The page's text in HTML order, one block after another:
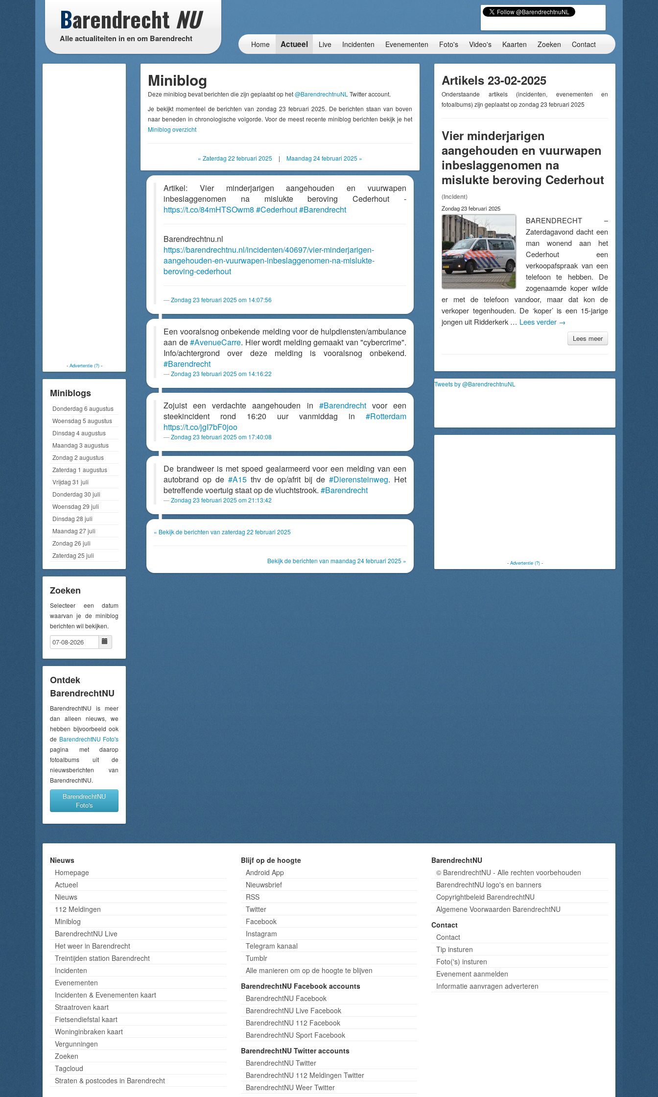
Barendrecht NU
Alle actualiteiten in en om Barendrecht
Home Actueel Live Incidenten Evenementen Foto's Video's Kaarten Zoeken Contact
- Advertentie (?)-
Miniblogs
Donderdag 6 augustus
Woensdag 5 augustus
Dinsdag 4 augustus
Maandag 3 augustus
Zondag 2 augustus
Zaterdag 1 augustus
Vrijdag 31 juli
Donderdag 30 juli
Woensdag 29 juli
Dinsdag 28 juli
Maandag 27 juli
Zondag 26 juli
Zaterdag 25 juli
Zoeken
Selecteer een datum
waarvan je de miniblog
berichten wil bekijken.
Ontdek
BarendrechtNU
BarendrechtNU is meer
dan alleen nieuws, we
hebben bijvoorbeeld ook
de BarendrechtNU Foto's
pagina met daarop
fotoalbums uit de
nieuwsberichten van
BarendrechtNU.
BarendrechtNU
Foto's
Miniblog
Deze miniblog bevat berichten die zijn geplaatst op het@BarendrechtnuNL Twitter account.
Je bekijkt momenteel de berichten van zondag 23 februari 2025. De berichten staan van boven
naar beneden in chronologische volgorde. Voor de meest recente miniblog berichten bekijk je het
Miniblog overzicht
« Zaterdag 22 februari 2025 | Maandag 24 februari 2025 »
Artikel: Vier minderjarigen aangehouden en vuurwapen
inbeslaggenomen na mislukte beroving Cederhout -
https://t.co/84mHTSOwm8 #Cederhout#Barendrecht
Barendrechtnu.nl
https://barendrechtnu.nl/incidenten/40697/vier-minderjarigen-
aangehouden-en-vuurwapen-inbeslaggenomen-na-mislukte-
beroving-cederhout
Zondag 23 februari 2025 om 14:07:56
Een vooralsnog onbekende melding voor de hulpdiensten/ambulance
aan de#AvenueCarre. Hier wordt melding gemaakt van "cybercrime".
Info/achtergrond over deze melding is vooralsnog onbekend.
#Barendrecht
Zondag 23 februari 2025 om 14:16:22
Zojuist een verdachte aangehouden in #Barendrechtvoor een
steekincident rond 16:20 uur vanmiddag in #Rotterdam
https://t.co/jgI7bF0joo
Zondag 23 februari 2025 om 17:40:08
De brandweer is met spoed gealarmeerd voor een melding van een
autobrand op de #A15thv de op/afrit bij de#Dierensteinweg. Het
betreffende voertuig staat op de vluchtstrook. #Barendrecht
Zondag 23 februari 2025 om 21:13:42
« Bekijk de berichten van zaterdag 22 februari 2025
Bekijk de berichten van maandag 24 februari 2025 »
Artikels 23-02-2025
Onderstaande artikels (incidenten, evenementen en
fotoalbums) zijn geplaatst op zondag 23 februari 2025
Vier minderjarigen
aangehouden en vuurwapen
inbeslaggenomen na
mislukte beroving Cederhout
(Incident)
Zondag 23 februari 2025
BARENDRECHT –
Zaterdagavond dacht een
man wonend aan het
Cederhout een
verkoopafspraak van een
telefoon te hebben. De
zogenaamde koper wilde
er met de telefoon vandoor, maar dat kon de
verkoper tegenhouden. De ‘koper’ is een 15-jarige
jongen uit Ridderkerk … Lees verder →
Lees meer
Tweets by @BarendrechtnuNL
- Advertentie (?)-
Nieuws
Homepage
Actueel
Nieuws
112 Meldingen
Miniblog
BarendrechtNU Live
Het weer in Barendrecht
Treintijden station Barendrecht
Incidenten
Evenementen
Incidenten & Evenementen kaart
Straatroven kaart
Fietsendiefstal kaart
Woninginbraken kaart
Vergunningen
Zoeken
Tagcloud
Straten & postcodes in Barendrecht
Blijf op de hoogte
Android App
Nieuwsbrief
RSS
Twitter
Facebook
Instagram
Telegram kanaal
Tumblr
Alle manieren om op de hoogte te blijven
BarendrechtNU Facebook accounts
BarendrechtNU Facebook
BarendrechtNU Live Facebook
BarendrechtNU 112 Facebook
BarendrechtNU Sport Facebook
BarendrechtNU Twitter accounts
BarendrechtNU Twitter
BarendrechtNU 112 Meldingen Twitter
BarendrechtNU Weer Twitter
BarendrechtNU
© BarendrechtNU - Alle rechten voorbehouden
BarendrechtNU logo's en banners
Copyrightbeleid BarendrechtNU
Algemene Voorwaarden BarendrechtNU
Contact
Contact
Tip insturen
Foto('s) insturen
Evenement aanmelden
Informatie aanvragen adverteren